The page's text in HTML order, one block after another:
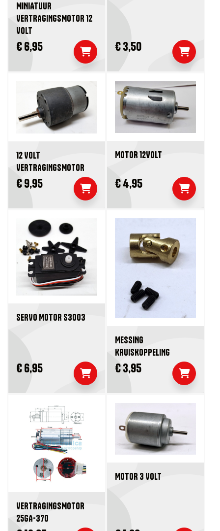
MINIATUUR
VERTRAGINGSMOTOR 12
VOLT
€ 6,95 € 3,50
12 VOLT
VERTRAGINGSMOTOR
€ 9,95
MOTOR 12VOLT
€ 4,95
SERVO MOTOR S3003
€ 6,95
MESSING
KRUISKOPPELING
€ 3,95
VERTRAGINGSMOTOR
25GA-370
MOTOR 3 VOLT